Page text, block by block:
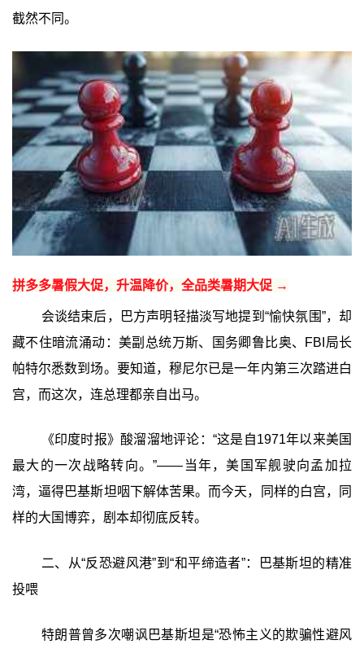
截然不同。
拼多多暑假大促，升温降价，全品类暑期大促 →
会谈结束后，巴方声明轻描淡写地提到“愉快氛围”，却
藏不住暗流涌动：美副总统万斯、国务卿鲁比奥、FBI局长
帕特尔悉数到场。要知道，穆尼尔已是一年内第三次踏进白
宫，而这次，连总理都亲自出马。
《印度时报》酸溜溜地评论：“这是自1971年以来美国
最大的一次战略转向。”——当年，美国军舰驶向孟加拉
湾，逼得巴基斯坦咽下解体苦果。而今天，同样的白宫，同
样的大国博弈，剧本却彻底反转。
二、从“反恐避风港”到“和平缔造者”：巴基斯坦的精准
投喂
特朗普曾多次嘲讽巴基斯坦是“恐怖主义的欺骗性避风